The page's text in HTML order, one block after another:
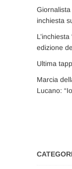
inchiesta
edizione
Ultima
Marcia
Lucano: